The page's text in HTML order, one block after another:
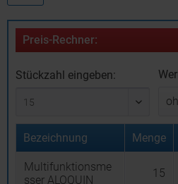
Preis-Rechner:
Stückzahl eingeben:
Bezeichnung Menge
Multifunktionsme
sser ALOQUIN
15